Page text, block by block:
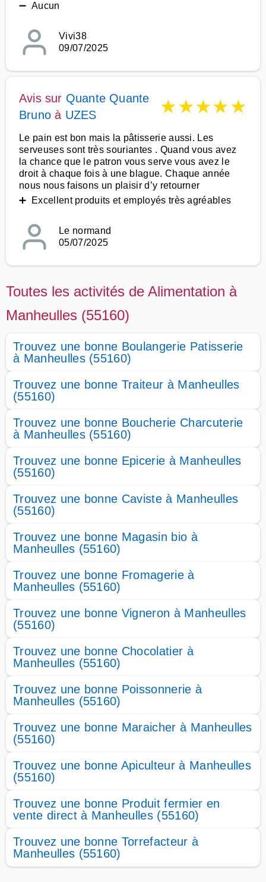
➖ Aucun
Vivi38
09/07/2025
Avis sur Quante Quante
Bruno à UZES ★★★★★
Le pain est bon mais la pâtisserie aussi. Les
serveuses sont très souriantes . Quand vous avez
la chance que le patron vous serve vous avez le
droit à chaque fois à une blague. Chaque année
nous nous faisons un plaisir d’y retourner
➕ Excellent produits et employés très agréables
Le normand
05/07/2025
Toutes les activités de Alimentation à
Manheulles (55160)
Trouvez une bonne Boulangerie Patisserie
à Manheulles (55160)
Trouvez une bonne Traiteur à Manheulles
(55160)
Trouvez une bonne Boucherie Charcuterie
à Manheulles (55160)
Trouvez une bonne Epicerie à Manheulles
(55160)
Trouvez une bonne Caviste à Manheulles
(55160)
Trouvez une bonne Magasin bio à
Manheulles (55160)
Trouvez une bonne Fromagerie à
Manheulles (55160)
Trouvez une bonne Vigneron à Manheulles
(55160)
Trouvez une bonne Chocolatier à
Manheulles (55160)
Trouvez une bonne Poissonnerie à
Manheulles (55160)
Trouvez une bonne Maraicher à Manheulles
(55160)
Trouvez une bonne Apiculteur à Manheulles
(55160)
Trouvez une bonne Produit fermier en
vente direct à Manheulles (55160)
Trouvez une bonne Torrefacteur à
Manheulles (55160)